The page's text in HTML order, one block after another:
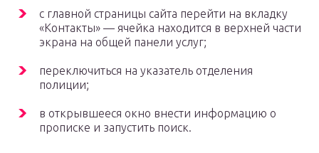
с главной страницы сайта перейти на вкладку
«Контакты» — ячейка находится в верхней части
экрана на общей панели услуг;
переключиться на указатель отделения
полиции;
в открывшееся окно внести информацию о
прописке и запустить поиск.